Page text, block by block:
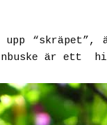
upp
är ett